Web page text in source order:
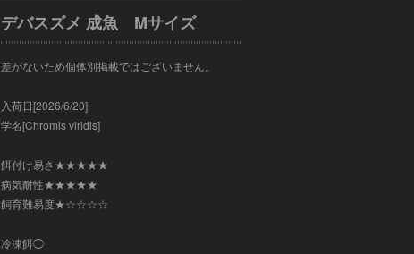
デバスズメ 成魚 Mサイズ
差がないため個体別掲載ではございません。
入荷日[2026/6/20]
学名[Chromis viridis]
餌付け易さ★★★★★
病気耐性★★★★★
飼育難易度★☆☆☆☆
冷凍餌◯